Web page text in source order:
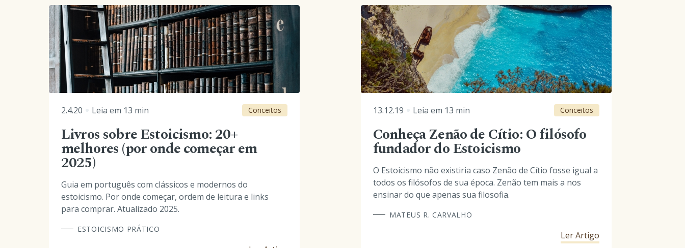
2.4.20 Leia em 13 min Conceitos
Livros sobre Estoicismo: 20+
melhores (por onde começar em
2025)
Guia em português com clássicos e modernos do
estoicismo. Por onde começar, ordem de leitura e links
para comprar. Atualizado 2025.
ESTOICISMO PRÁTICO
13.12.19 Leia em 13 min Conceitos
Conheça Zenão de Cítio: O filósofo
fundador do Estoicismo
O Estoicismo não existiria caso Zenão de Cítio fosse igual a
todos os filósofos de sua época. Zenão tem mais a nos
ensinar do que apenas sua filosofia.
MATEUS R. CARVALHO
Ler Artigo